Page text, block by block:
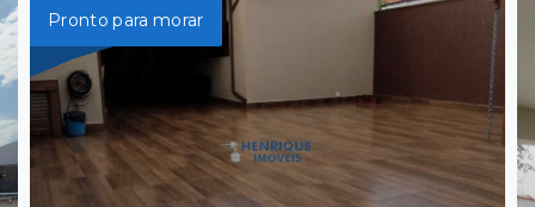
Pronto para morar